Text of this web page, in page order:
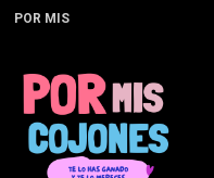
POR MIS